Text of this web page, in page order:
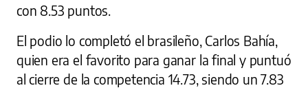
con 8.53 puntos.
El podio lo completó el brasileño, Carlos Bahía,
quien era el favorito para ganar la final y puntuó
al cierre de la competencia 14.73, siendo un 7.83